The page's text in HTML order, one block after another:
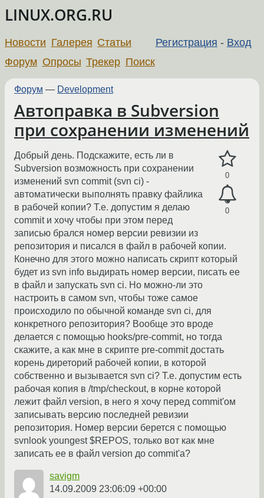
LINUX.ORG.RU
Регистрация - Вход
Новости Галерея Статьи
Форум Опросы Трекер Поиск
Форум — Development
Автоправка в Subversion
при сохранении изменений
0
0
Добрый день. Подскажите, есть ли в
Subversion возможность при сохранении
изменений svn commit (svn ci) -
автоматически выполнять правку файлика
в рабочей копии? Т.е. допустим я делаю
commit и хочу чтобы при этом перед
записью брался номер версии ревизии из
репозитория и писался в файл в рабочей копии.
Конечно для этого можно написать скрипт который
будет из svn info выдирать номер версии, писать ее
в файл и запускать svn ci. Но можно-ли это
настроить в самом svn, чтобы тоже самое
происходило по обычной команде svn ci, для
конкретного репозитория? Вообще это вроде
делается с помощью hooks/pre-commit, но тогда
скажите, а как мне в скрипте pre-commit достать
корень диреторий рабочей копии, в которой
собственно и вызывается svn ci? Т.е. допустим есть
рабочая копия в /tmp/checkout, в корне которой
лежит файл version, в него я хочу перед commit'ом
записывать версию последней ревизии
репозитория. Номер версии берется с помощью
svnlook youngest $REPOS, только вот как мне
записать ее в файл version до commit'а?
savigm
14.09.2009 23:06:09 +00:00